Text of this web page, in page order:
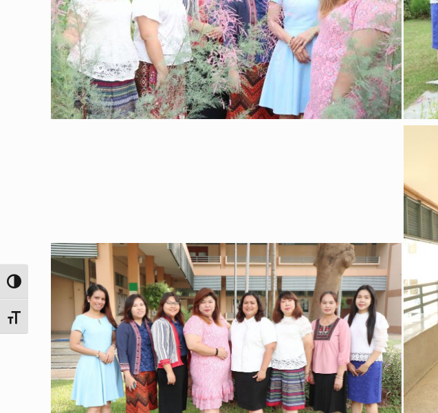
Toggle High Contrast
Toggle Font size